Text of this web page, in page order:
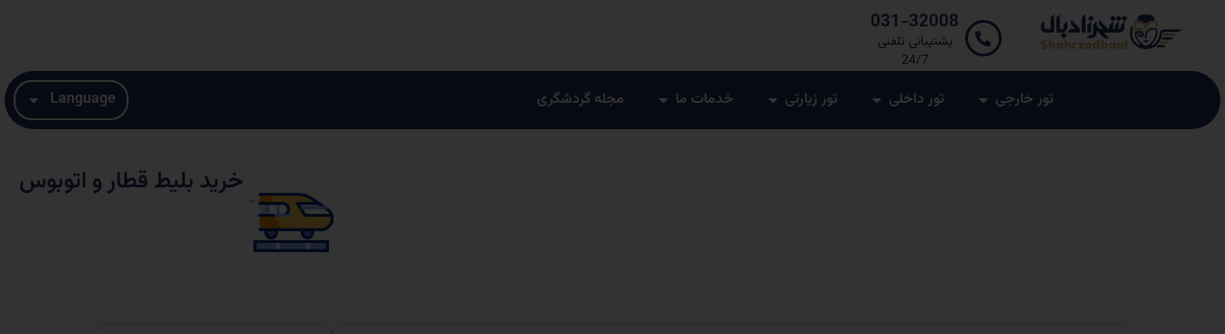
031-32008
پشتیبانی تلفنی
24/7
تور خارجی تور داخلی تور زیارتی خدمات ما مجله گردشگری Language
خرید بلیط قطار و اتوبوس